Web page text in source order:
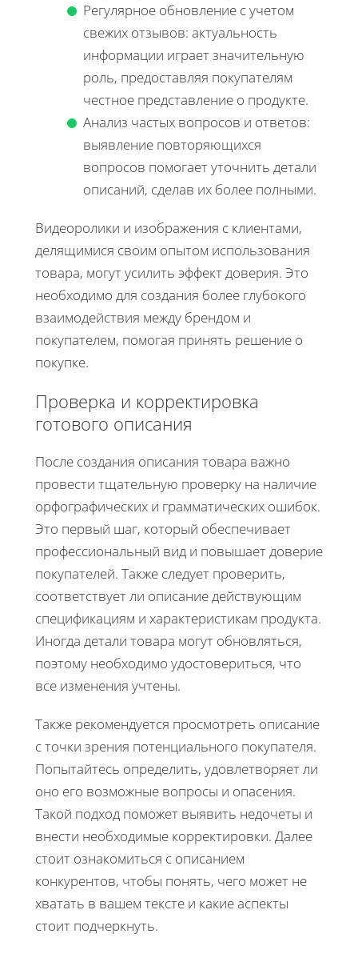
Регулярное обновление с учетом
свежих отзывов: актуальность
информации играет значительную
роль, предоставляя покупателям
честное представление о продукте.
Анализ частых вопросов и ответов:
выявление повторяющихся
вопросов помогает уточнить детали
описаний, сделав их более полными.
Видеоролики и изображения с клиентами,
делящимися своим опытом использования
товара, могут усилить эффект доверия. Это
необходимо для создания более глубокого
взаимодействия между брендом и
покупателем, помогая принять решение о
покупке.
Проверка и корректировка
готового описания
После создания описания товара важно
провести тщательную проверку на наличие
орфографических и грамматических ошибок.
Это первый шаг, который обеспечивает
профессиональный вид и повышает доверие
покупателей. Также следует проверить,
соответствует ли описание действующим
спецификациям и характеристикам продукта.
Иногда детали товара могут обновляться,
поэтому необходимо удостовериться, что
все изменения учтены.
Также рекомендуется просмотреть описание
с точки зрения потенциального покупателя.
Попытайтесь определить, удовлетворяет ли
оно его возможные вопросы и опасения.
Такой подход поможет выявить недочеты и
внести необходимые корректировки. Далее
стоит ознакомиться с описанием
конкурентов, чтобы понять, чего может не
хватать в вашем тексте и какие аспекты
стоит подчеркнуть.